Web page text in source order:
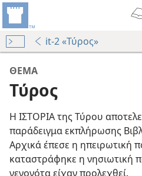
it-2 «Τύρος»
Θεός
την Πεποίθηση στον
ΘΕΜΑ
Τύρος
Η ΙΣΤΟΡΙΑ της Τύρου
παράδειγμα εκπλήρωσης
Αρχικά έπεσε η ηπειρωτική
καταστράφηκε η νησιωτική
γεγονότα είχαν προλεχθεί.